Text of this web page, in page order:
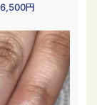
円